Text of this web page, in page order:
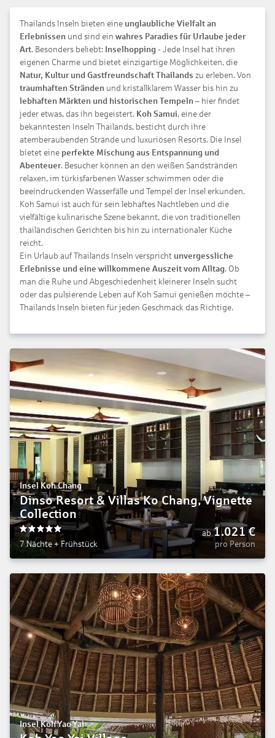
Thailands Inseln bieten eine unglaubliche Vielfalt an
Erlebnissen und sind ein wahres Paradies für Urlaube jeder
Art. Besonders beliebt: Inselhopping - Jede Insel hat ihren
eigenen Charme und bietet einzigartige Möglichkeiten, die
Natur, Kultur und Gastfreundschaft Thailands zu erleben. Von
traumhaften Stränden und kristallklarem Wasser bis hin zu
lebhaften Märkten und historischen Tempeln – hier findet
jeder etwas, das ihn begeistert. Koh Samui, eine der
bekanntesten Inseln Thailands, besticht durch ihre
atemberaubenden Strände und luxuriösen Resorts. Die Insel
bietet eine perfekte Mischung aus Entspannung und
Abenteuer. Besucher können an den weißen Sandstränden
relaxen, im türkisfarbenen Wasser schwimmen oder die
beeindruckenden Wasserfälle und Tempel der Insel erkunden.
Koh Samui ist auch für sein lebhaftes Nachtleben und die
vielfältige kulinarische Szene bekannt, die von traditionellen
thailändischen Gerichten bis hin zu internationaler Küche
reicht.
Ein Urlaub auf Thailands Inseln verspricht unvergessliche
Erlebnisse und eine willkommene Auszeit vom Alltag. Ob
man die Ruhe und Abgeschiedenheit kleinerer Inseln sucht
oder das pulsierende Leben auf Koh Samui genießen möchte –
Thailands Inseln bieten für jeden Geschmack das Richtige.
Insel Koh Chang
Dinso Resort & Villas Ko Chang, Vignette
Collection
5
7 Nächte + Frühstück
ab 1.021€
pro Person
Insel Koh Yao Yai